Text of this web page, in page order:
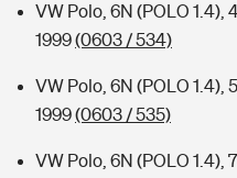
VW Polo, 6N (POLO 1.4),
1999(0603 / 534)
VW Polo, 6N (POLO 1.4),
1999(0603 / 535)
VW Polo, 6N (POLO 1.4),